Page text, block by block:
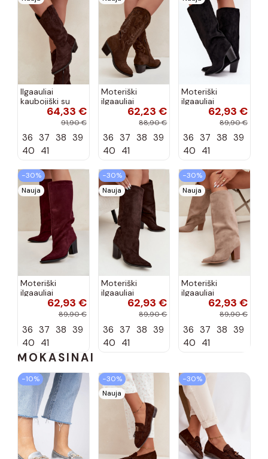
Ilgaauliai
kaubojiški su
kulniukais64,33 €
91,90 €
36 37 38 39
40 41
Moteriški
ilgaauliai
kaubojiški su
spalvos Betina
62,23 €
88,90 €
36 37 38 39
40 41
Moteriški
ilgaauliai
įsispiriami su
kulniukais iš
zomšos juodos
spalvos Carmina
62,93 €
89,90 €
36 37 38 39
40 41
−30%
Nauja
Moteriški
ilgaauliai
įsispiriami su
kulniukais iš
zomšos bordo
spalvos Carmina
62,93 €
89,90 €
36 37 38 39
40 41
−30%
Nauja
Moteriški
ilgaauliai
įsispiriami su
kulniukais iš
zomšos
šokolado
62,93 €
89,90 €
36 37 38 39
40 41
−30%
Nauja
Moteriški
ilgaauliai
įsispiriami su
kulniukais iš
zomšos smėlio
spalvos Carmina
62,93 €
89,90 €
36 37 38 39
40 41
MOKASINAI
−10%
−30%
Nauja
−30%